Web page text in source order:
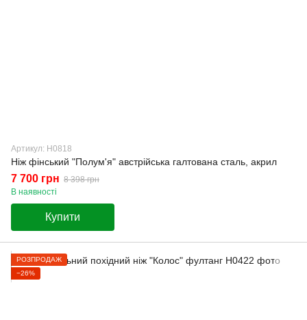
Артикул: Н0818
Ніж фінський "Полум'я" австрійська галтована сталь, акрил
7 700 грн 8 398 грн
В наявності
Купити
РОЗПРОДАЖ
−26%